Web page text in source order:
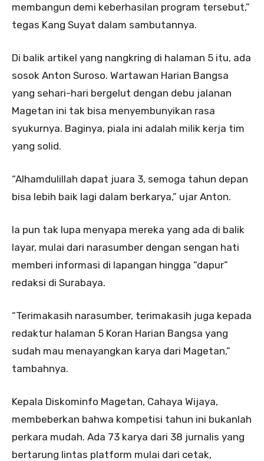
membangun demi keberhasilan program tersebut,”
tegas Kang Suyat dalam sambutannya.
Di balik artikel yang nangkring di halaman 5 itu, ada
sosok Anton Suroso. Wartawan Harian Bangsa
yang sehari-hari bergelut dengan debu jalanan
Magetan ini tak bisa menyembunyikan rasa
syukurnya. Baginya, piala ini adalah milik kerja tim
yang solid.
“Alhamdulillah dapat juara 3, semoga tahun depan
bisa lebih baik lagi dalam berkarya,” ujar Anton.
Ia pun tak lupa menyapa mereka yang ada di balik
layar, mulai dari narasumber dengan sengan hati
memberi informasi di lapangan hingga “dapur”
redaksi di Surabaya.
“Terimakasih narasumber, terimakasih juga kepada
redaktur halaman 5 Koran Harian Bangsa yang
sudah mau menayangkan karya dari Magetan,”
tambahnya.
Kepala Diskominfo Magetan, Cahaya Wijaya,
membeberkan bahwa kompetisi tahun ini bukanlah
perkara mudah. Ada 73 karya dari 38 jurnalis yang
bertarung lintas platform mulai dari cetak,